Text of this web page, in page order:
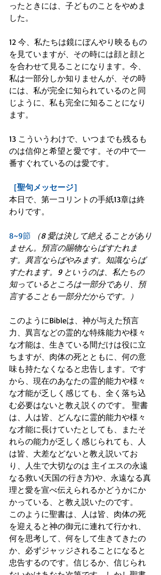
ったときには、子どものことをやめま
した。
12 今、私たちは鏡にぼんやり映るもの
を見ていますが、その時には顔と顔と
を合わせて見ることになります。今、
私は一部分しか知りませんが、その時
には、私が完全に知られているのと同
じように、私も完全に知ることになり
ます。
13 こういうわけで、いつまでも残るも
のは信仰と希望と愛です。その中で一
番すぐれているのは愛です。
［聖句メッセージ］
本日で、第一コリントの手紙13章は終
わりです。
8~9節
（8 愛は決して絶えることがあり
ません。預言の賜物ならばすたれま
す。異言ならばやみます。知識ならば
すたれます。9 というのは、私たちの
知っているところは一部分であり、預
言することも一部分だからです。）
このようにBibleは、神が与えた預言
力、異言などの霊的な特殊能力や様々
な才能は、生きている間だけは役に立
ちますが、肉体の死とともに、何の意
味も持たなくなると忠告します。です
から、現在のあなたの霊的能力や様々
な才能が乏しく感じても、全く落ち込
む必要はないと教え説くのです。 聖書
は、人は皆、どんなに霊的能力や様々
な才能に長けていたとしても、またそ
れらの能力が乏しく感じられても、人
は皆、大差などないと教え説いてお
り、人生で大切なのは 主イエスの永遠
なる救い(天国の行き方)や、永遠なる真
理と愛を宣べ伝えられるかどうかにか
かっている、と教え説いたのです。
このように聖書は、人は皆、肉体の死
を迎えると神の御元に連れて行かれ、
何を思考して、何をして生きてきたの
か、必ずジャッジされることになると
忠告するのです。信じるか、信じられ